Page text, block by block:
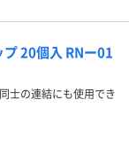
20個入 RNー01
士の連結にも使用でき